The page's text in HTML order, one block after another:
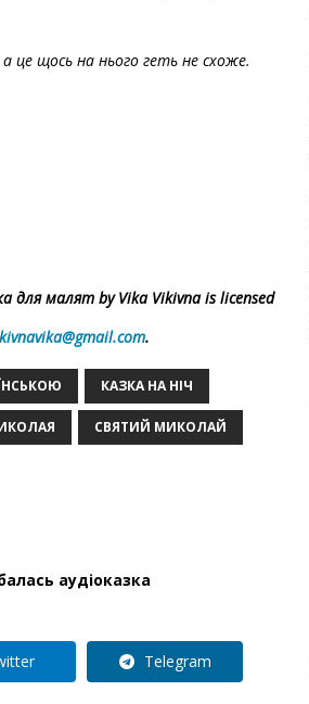
це щось на нього геть не схоже.
для малят by Vika Vikivna is licensed
.
КАЗКА НА НІЧ
СВЯТИЙ МИКОЛАЙ
аудіоказка
Telegram